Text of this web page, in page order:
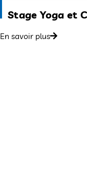
Stage Yoga et
En savoir plus